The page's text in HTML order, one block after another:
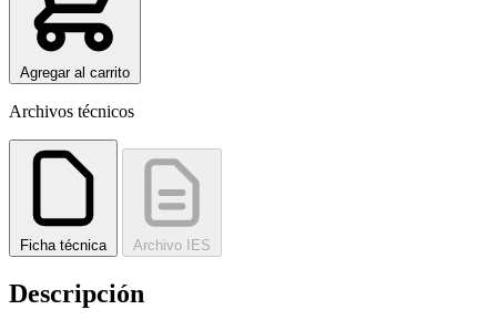
Agregar al carrito
Archivos técnicos
Ficha técnica Archivo IES
Descripción